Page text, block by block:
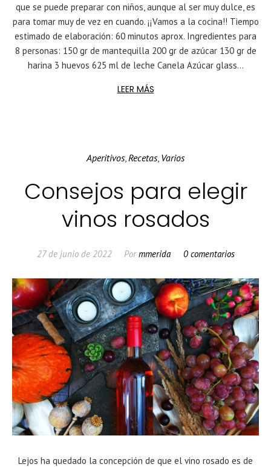
que se puede preparar con niños, aunque al ser muy dulce, es
para tomar muy de vez en cuando. ¡¡Vamos a la cocina!! Tiempo
estimado de elaboración: 60 minutos aprox. Ingredientes para
8 personas: 150 gr de mantequilla 200 gr de azúcar 130 gr de
harina 3 huevos 625 ml de leche Canela Azúcar glass...
LEER MÁS
Aperitivos, Recetas, Varios
Consejos para elegir
vinos rosados
27 de junio de 2022 Pormmerida 0 comentarios
Lejos ha quedado la concepción de que el vino rosado es de